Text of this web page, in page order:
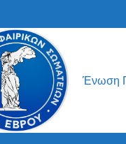
Ένωση